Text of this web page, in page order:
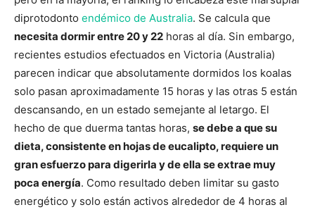
diprotodonto endémico de Australia. Se calcula que
necesita dormir entre 20 y 22 horas al día. Sin embargo,
recientes estudios efectuados en Victoria (Australia)
parecen indicar que absolutamente dormidos los koalas
solo pasan aproximadamente 15 horas y las otras 5 están
descansando, en un estado semejante al letargo. El
hecho de que duerma tantas horas, se debe a que su
dieta, consistente en hojas de eucalipto, requiere un
gran esfuerzo para digerirla y de ella se extrae muy
poca energía. Como resultado deben limitar su gasto
energético y solo están activos alrededor de 4 horas al